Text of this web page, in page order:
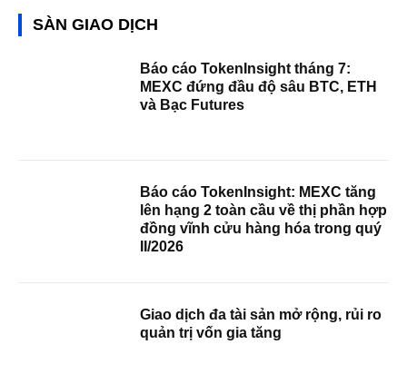
SÀN GIAO DỊCH
Báo cáo TokenInsight tháng 7:
MEXC đứng đầu độ sâu BTC, ETH
và Bạc Futures
Báo cáo TokenInsight: MEXC tăng
lên hạng 2 toàn cầu về thị phần hợp
đồng vĩnh cửu hàng hóa trong quý
II/2026
Giao dịch đa tài sản mở rộng, rủi ro
quản trị vốn gia tăng